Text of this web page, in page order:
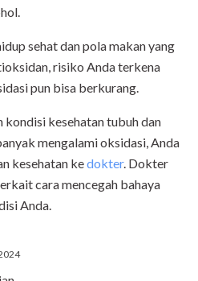
sehat dan pola makan yang
risiko Anda terkena
pun bisa berkurang.
kondisi kesehatan tubuh dan
mengalami oksidasi, Anda
kesehatan kedokter. Dokter
cara mencegah bahaya
Anda.